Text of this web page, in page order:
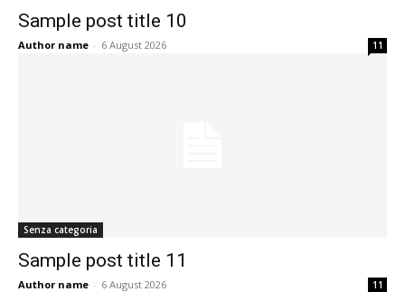
Sample post title 10
Author name - 6 August 2026 11
Senza categoria
Sample post title 11
Author name - 6 August 2026 11